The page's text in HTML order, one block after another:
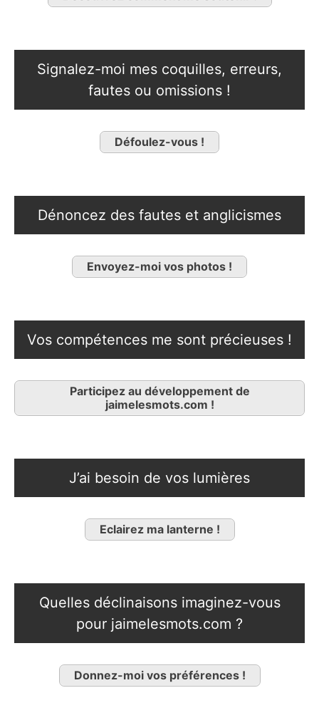
Signalez-moi mes coquilles, erreurs,
fautes ou omissions !
Défoulez-vous !
Dénoncez des fautes et anglicismes
Envoyez-moi vos photos !
Vos compétences me sont précieuses !
Participez au développement de
jaimelesmots.com !
J’ai besoin de vos lumières
Eclairez ma lanterne !
Quelles déclinaisons imaginez-vous
pour jaimelesmots.com ?
Donnez-moi vos préférences !